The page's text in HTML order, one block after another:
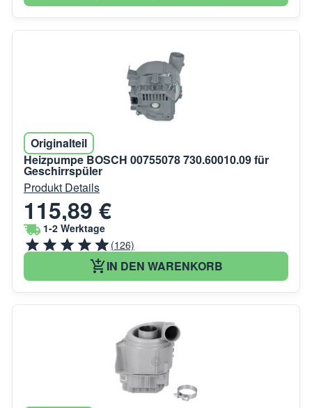
Originalteil
Heizpumpe BOSCH 00755078 730.60010.09 für
Geschirrspüler
Produkt Details
115,89 €
1-2 Werktage
(126)
IN DEN WARENKORB